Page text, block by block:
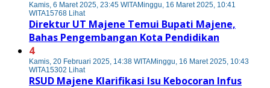
Kamis, 6 Maret 2025, 23:45 WITAMinggu, 16 Maret 2025, 10:41
WITA15768 Lihat
Direktur UT Majene Temui Bupati Majene,
Bahas Pengembangan Kota Pendidikan
4
Kamis, 20 Februari 2025, 14:38 WITAMinggu, 16 Maret 2025, 10:43
WITA15302 Lihat
RSUD Majene Klarifikasi Isu Kebocoran Infus